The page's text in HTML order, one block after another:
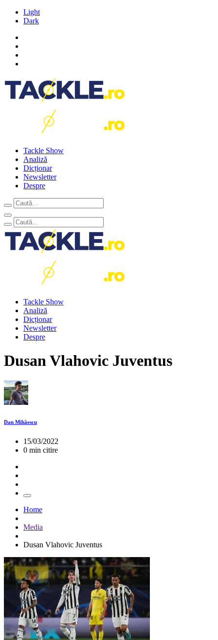
Light
Dark
Tackle Show
Analiză
Dicționar
Newsletter
Despre
Tackle Show
Analiză
Dicționar
Newsletter
Despre
Dusan Vlahovic Juventus
Dan Mihăescu
15/03/2022
0 min citire
Home
Media
Dusan Vlahovic Juventus